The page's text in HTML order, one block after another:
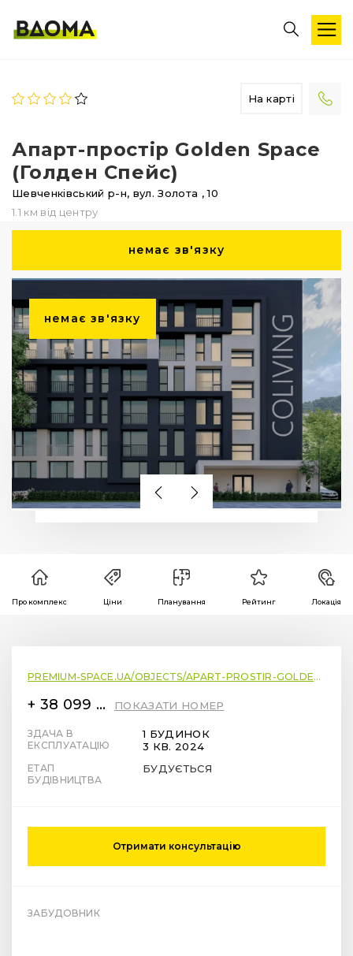
На карті
Апарт-простір Golden Space
(Голден Спейс)
Шевченківський р-н, вул. Золота , 10
1.1 км від центру
немає зв'язку
немає зв'язку
Про комплекс Ціни Планування Рейтинг Локація
PREMIUM-SPACE.UA/OBJECTS/APART-PROSTIR-GOLDEN-SPACE
+ 38 099 78 78 287 ПОКАЗАТИ НОМЕР
ЗДАЧА В
ЕКСПЛУАТАЦІЮ
1 БУДИНОК
3 КВ. 2024
ЕТАП
БУДІВНИЦТВА
БУДУЄТЬСЯ
Отримати консультацію
ЗАБУДОВНИК